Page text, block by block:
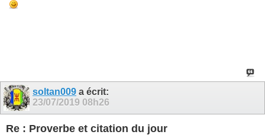
soltan009 a écrit:
23/07/2019 08h26
Re : Proverbe et citation du jour